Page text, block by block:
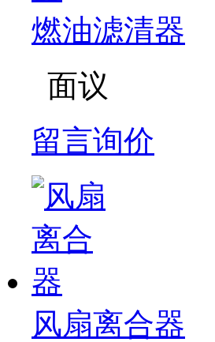
燃油滤清器
面议
留言询价
风扇离合器